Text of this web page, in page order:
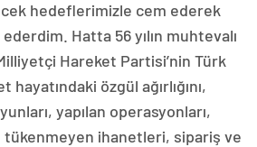
hedeflerimizle cem ederek
Hatta 56 yılın muhtevalı
Hareket Partisi’nin Türk
özgül ağırlığını,
yapılan operasyonları,
tükenmeyen ihanetleri, sipariş ve